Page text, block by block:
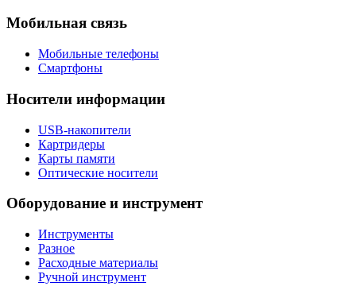
Мобильная связь
Мобильные телефоны
Смартфоны
Носители информации
USB-накопители
Картридеры
Карты памяти
Оптические носители
Оборудование и инструмент
Инструменты
Разное
Расходные материалы
Ручной инструмент